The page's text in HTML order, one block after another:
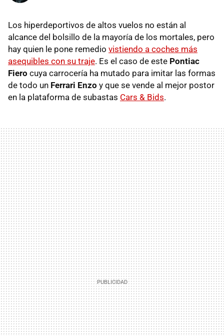
Los hiperdeportivos de altos vuelos no están al
alcance del bolsillo de la mayoría de los mortales, pero
hay quien le pone remedio vistiendo a coches más
asequibles con su traje. Es el caso de este Pontiac
Fiero cuya carrocería ha mutado para imitar las formas
de todo un Ferrari Enzo y que se vende al mejor postor
en la plataforma de subastas Cars & Bids.